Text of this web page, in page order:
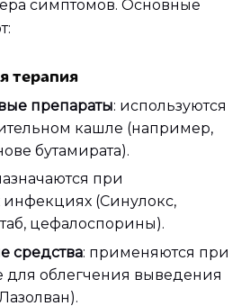
симптомов. Основные
терапия
препараты: используются
кашле (например,
бутамирата).
при
инфекциях (Синулокс,
цефалоспорины).
средства: применяются при
облегчения выведения